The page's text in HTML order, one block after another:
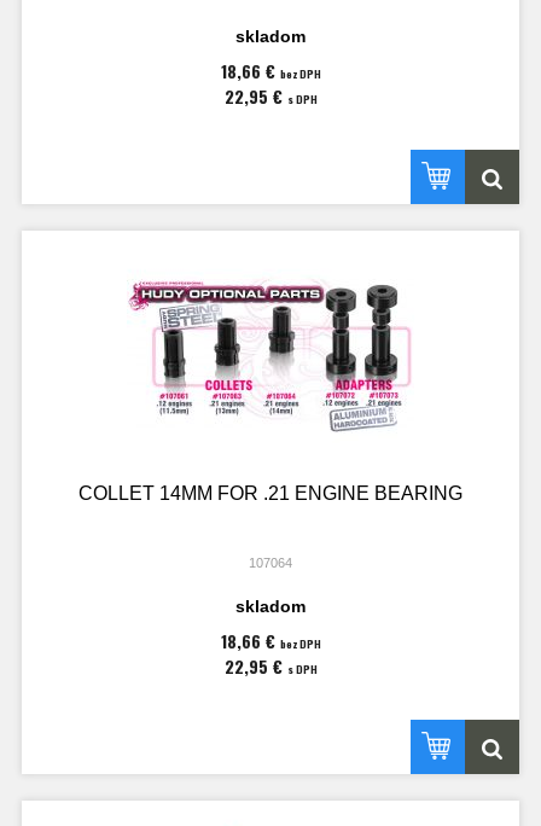
skladom
18,66 € bez DPH
22,95 € s DPH
COLLET 14MM FOR .21 ENGINE BEARING
107064
skladom
18,66 € bez DPH
22,95 € s DPH